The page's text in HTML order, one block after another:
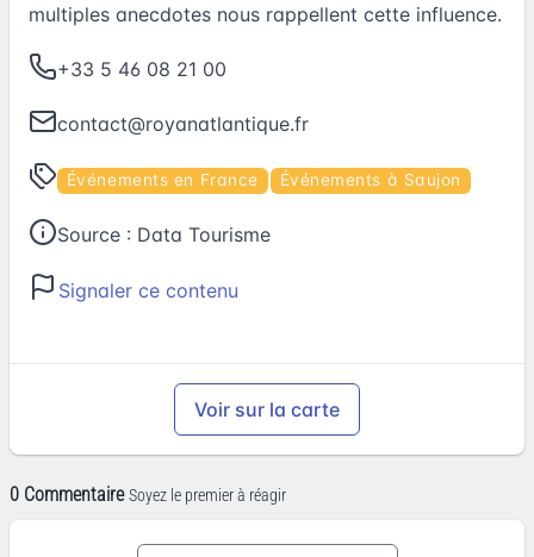
multiples anecdotes nous rappellent cette influence.
+33 5 46 08 21 00
contact@royanatlantique.fr
Événements en France Événements à Saujon
Source : Data Tourisme
Signaler ce contenu
Voir sur la carte
0 Commentaire Soyez le premier à réagir